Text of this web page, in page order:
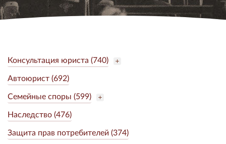
Консультация юриста (740)
Автоюрист (692)
Семейные споры (599)
Наследство (476)
Защита прав потребителей (374)